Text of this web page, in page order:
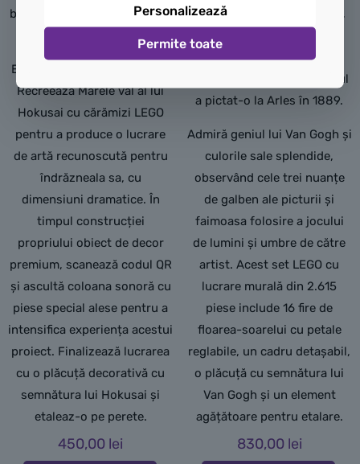
bucuriei creative și a atenției
conștiente autentice.
Expune-ți pasiunea artistică
Recreează Marele val al lui
Hokusai cu cărămizi LEGO
pentru a produce o lucrare
de artă recunoscută pentru
îndrăzneala sa, cu
dimensiuni dramatice. În
timpul construcției
propriului obiect de decor
premium, scanează codul QR
și ascultă coloana sonoră cu
piese special alese pentru a
intensifica experiența acestui
proiect. Finalizează lucrarea
cu o plăcuță decorativă cu
semnătura lui Hokusai și
etaleaz-o pe perete.
450,00 lei
și include pictura originală,
această replică LEGO
surprinde frumusețea
capodoperei pe care artistul
a pictat-o la Arles în 1889.
Admiră geniul lui Van Gogh și
culorile sale splendide,
observând cele trei nuanțe
de galben ale picturii și
faimoasa folosire a jocului
de lumini și umbre de către
artist. Acest set LEGO cu
lucrare murală din 2.615
piese include 16 fire de
floarea-soarelui cu petale
reglabile, un cadru detașabil,
o plăcuță cu semnătura lui
Van Gogh și un element
agățătoare pentru etalare.
830,00 lei
Personalizează
Permite toate